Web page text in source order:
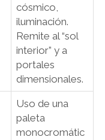
cósmico,
iluminación.
Remite al “sol
interior” y a
portales
dimensionales.
Uso de una
paleta
monocromátic